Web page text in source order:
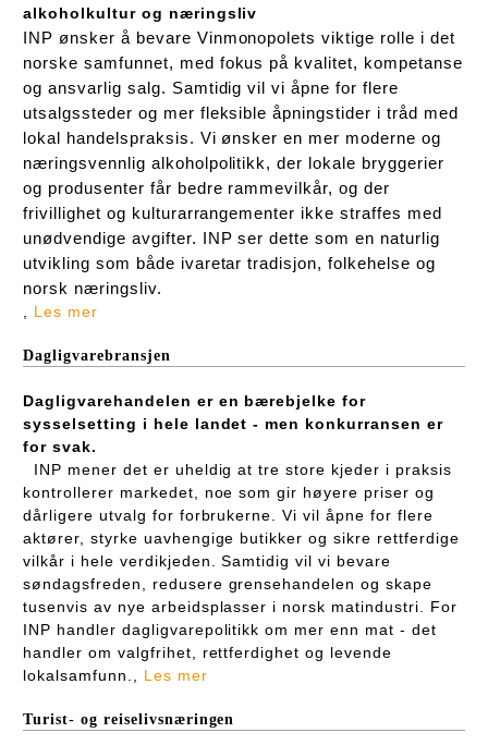
alkoholkultur og næringsliv
INP ønsker å bevare Vinmonopolets viktige rolle i det
norske samfunnet, med fokus på kvalitet, kompetanse
og ansvarlig salg. Samtidig vil vi åpne for flere
utsalgssteder og mer fleksible åpningstider i tråd med
lokal handelspraksis. Vi ønsker en mer moderne og
næringsvennlig alkoholpolitikk, der lokale bryggerier
og produsenter får bedre rammevilkår, og der
frivillighet og kulturarrangementer ikke straffes med
unødvendige avgifter. INP ser dette som en naturlig
utvikling som både ivaretar tradisjon, folkehelse og
norsk næringsliv.
Les mer
Dagligvarebransjen
Dagligvarehandelen er en bærebjelke for
sysselsetting i hele landet - men konkurransen er
for svak.
INP mener det er uheldig at tre store kjeder i praksis
kontrollerer markedet, noe som gir høyere priser og
dårligere utvalg for forbrukerne. Vi vil åpne for flere
aktører, styrke uavhengige butikker og sikre rettferdige
vilkår i hele verdikjeden. Samtidig vil vi bevare
søndagsfreden, redusere grensehandelen og skape
tusenvis av nye arbeidsplasser i norsk matindustri. For
INP handler dagligvarepolitikk om mer enn mat - det
handler om valgfrihet, rettferdighet og levende
lokalsamfunn., Les mer
Turist- og reiselivsnæringen